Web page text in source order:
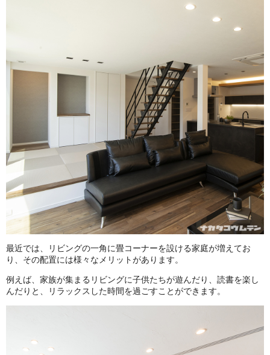
最近では、リビングの一角に畳コーナーを設ける家庭が増えてお
り、その配置には様々なメリットがあります。
例えば、家族が集まるリビングに子供たちが遊んだり、読書を楽し
んだりと、リラックスした時間を過ごすことができます。